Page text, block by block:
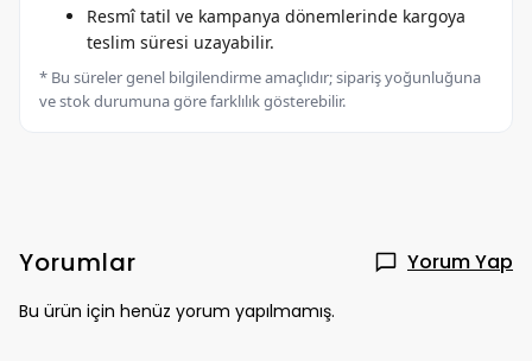
Resmî tatil ve kampanya dönemlerinde kargoya
teslim süresi uzayabilir.
* Bu süreler genel bilgilendirme amaçlıdır; sipariş yoğunluğuna
ve stok durumuna göre farklılık gösterebilir.
Yorumlar Yorum Yap
Bu ürün için henüz yorum yapılmamış.